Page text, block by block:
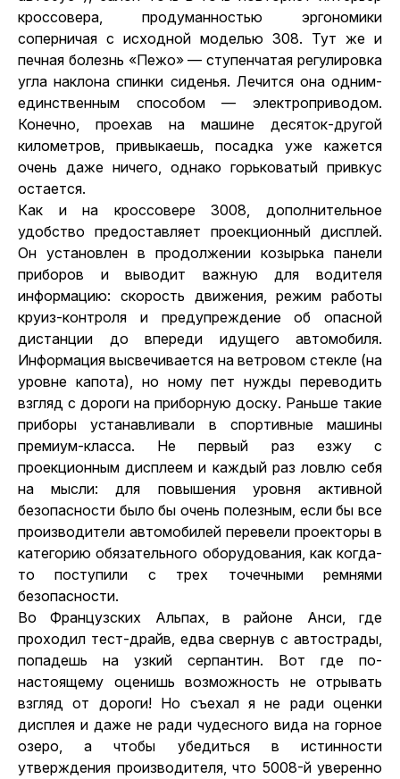
кроссовера, продуманностью эргономики
соперничая с исходной моделью 308. Тут же и
печная болезнь «Пежо» — ступенчатая регулировка
угла наклона спинки сиденья. Лечится она одним-
единственным способом — электроприводом.
Конечно, проехав на машине десяток-другой
километров, привыкаешь, посадка уже кажется
очень даже ничего, однако горьковатый привкус
остается.
Как и на кроссовере 3008, дополнительное
удобство предоставляет проекционный дисплей.
Он установлен в продолжении козырька панели
приборов и выводит важную для водителя
информацию: скорость движения, режим работы
круиз-контроля и предупреждение об опасной
дистанции до впереди идущего автомобиля.
Информация высвечивается на ветровом стекле (на
уровне капота), но ному пет нужды переводить
взгляд с дороги на приборную доску. Раньше такие
приборы устанавливали в спортивные машины
премиум-класса. Не первый раз езжу с
проекционным дисплеем и каждый раз ловлю себя
на мысли: для повышения уровня активной
безопасности было бы очень полезным, если бы все
производители автомобилей перевели проекторы в
категорию обязательного оборудования, как когда-
то поступили с трех точечными ремнями
безопасности.
Во Французских Альпах, в районе Анси, где
проходил тест-драйв, едва свернув с автострады,
попадешь на узкий серпантин. Вот где по-
настоящему оценишь возможность не отрывать
взгляд от дороги! Но съехал я не ради оценки
дисплея и даже не ради чудесного вида на горное
озеро, а чтобы убедиться в истинности
утверждения производителя, что 5008-й уверенно